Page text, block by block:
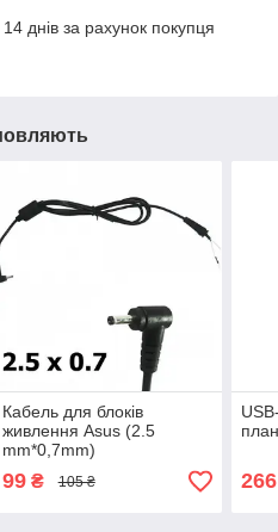
днів за рахунок покупця
Кабель для блоків
живлення Asus (2.5
mm*0,7mm)
99₴ 105 ₴ 266